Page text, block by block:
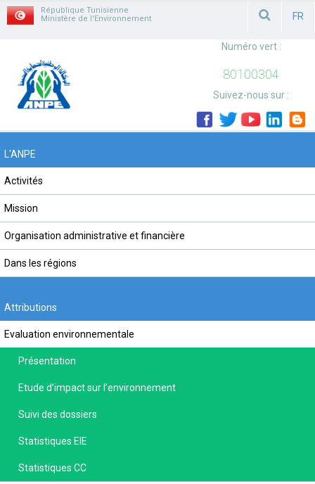
République Tunisienne
Ministère de l'Environnement
FR
Numéro vert :
80100304
Suivez-nous sur :
L'ANPE
Activités
Mission
Organisation administrative et financière
Dans les régions
Attributions
Evaluation environnementale
Présentation
Etude d’impact sur l’environnement
Suivi des dossiers
Statistiques EIE
Statistiques CC